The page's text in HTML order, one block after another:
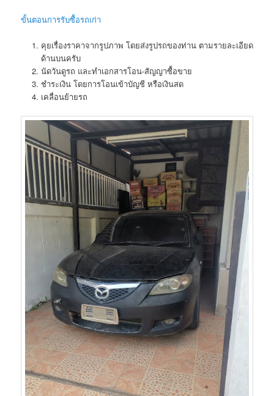
ขั้นตอนการรับซื้อรถเก่า
คุยเรื่องราคาจากรูปภาพ โดยส่งรูปรถของท่าน ตามรายละเอียด
ด้านบนครับ
นัดวันดูรถ และทำเอกสารโอน-สัญญาซื้อขาย
ชำระเงิน โดยการโอนเข้าบัญชี หรือเงินสด
เคลื่อนย้ายรถ